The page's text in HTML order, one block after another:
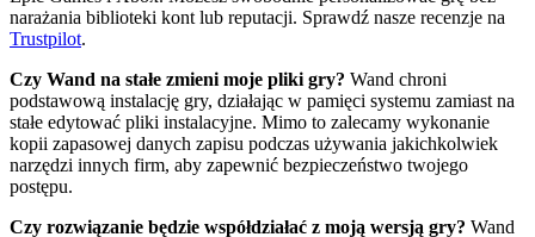
narażania biblioteki kont lub reputacji. Sprawdź nasze recenzje na
Trustpilot.
Czy Wand na stałe zmieni moje pliki gry? Wand chroni
podstawową instalację gry, działając w pamięci systemu zamiast na
stałe edytować pliki instalacyjne. Mimo to zalecamy wykonanie
kopii zapasowej danych zapisu podczas używania jakichkolwiek
narzędzi innych firm, aby zapewnić bezpieczeństwo twojego
postępu.
Czy rozwiązanie będzie współdziałać z moją wersją gry? Wand